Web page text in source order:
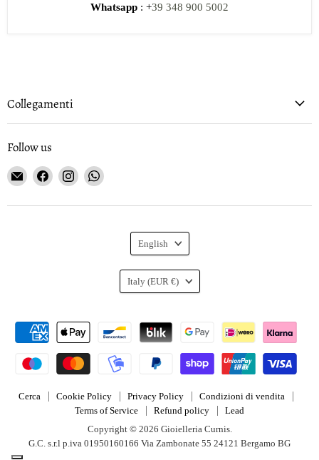
Whatsapp : +39 348 900 5002
Collegamenti
Follow us
Email
Gioielleria
Curnis
Find
on
Find
on
Find
on
Cerca Cookie Policy Privacy Policy
Condizioni di vendita
Terms of Service
Refund policy
Lead
Copyright © 2026 Gioielleria Curnis.
G.C. s.r.l p.iva 01950160166 Via Zambonate 55 24121 Bergamo BG
Language
English
Country
Italy (EUR €)